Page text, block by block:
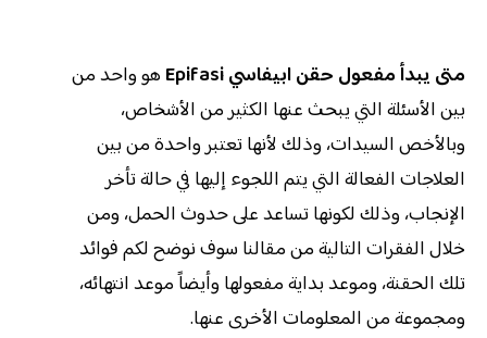
متى يبدأ مفعول حقن ابيفاسي Epifasi
هو واحد من
بين الأسئلة التي يبحث عنها الكثير من الأشخاص،
وبالأخص السيدات، وذلك لأنها تعتبر واحدة من بين
العلاجات الفعالة التي يتم اللجوء إليها في حالة تأخر
الإنجاب، وذلك لكونها تساعد على حدوث الحمل، ومن
خلال الفقرات التالية من مقالنا سوف نوضح لكم فوائد
تلك الحقنة، وموعد بداية مفعولها وأيضاً موعد انتهائه،
ومجموعة من المعلومات الأخرى عنها.